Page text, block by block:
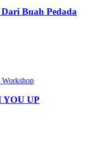
Buah Pedada
Workshop
YOU UP